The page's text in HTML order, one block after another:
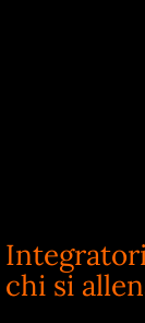
chi si